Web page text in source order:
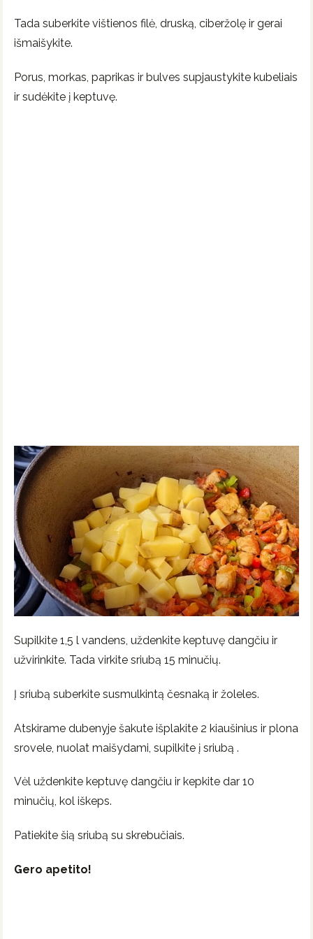
Tada suberkite vištienos filė, druską, ciberžolę ir gerai
išmaišykite.
Porus, morkas, paprikas ir bulves supjaustykite kubeliais
ir sudėkite į keptuvę.
Supilkite 1,5 l vandens, uždenkite keptuvę dangčiu ir
užvirinkite. Tada virkite sriubą 15 minučių.
Į sriubą suberkite susmulkintą česnaką ir žoleles.
Atskirame dubenyje šakute išplakite 2 kiaušinius ir plona
srovele, nuolat maišydami, supilkite į sriubą .
Vėl uždenkite keptuvę dangčiu ir kepkite dar 10
minučių, kol iškeps.
Patiekite šią sriubą su skrebučiais.
Gero apetito!